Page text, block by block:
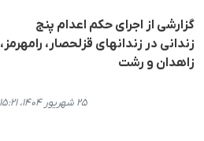
گزارشی از اجرای حکم اعدام پنج
زندانی در زندانهای قزلحصار، رامهرمز،
زاهدان و رشت
۲۵ شهریور ۱۴۰۴، ۱۵:۲۱